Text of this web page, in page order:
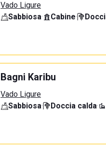
Vado Ligure
Sabbiosa· Cabine·
Bagni Karibu
Vado Ligure
Sabbiosa· Doccia calda·